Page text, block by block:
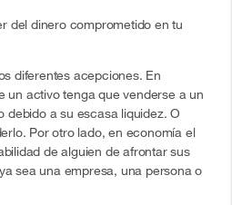
del dinero comprometido en tu
diferentes acepciones. En
un activo tenga que venderse a un
debido a su escasa liquidez. O
Por otro lado, en economía el
de alguien de afrontar sus
sea una empresa, una persona o